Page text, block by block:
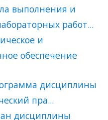
выполнения и
работ...
и
обеспечение
дисциплины
пра...
дисциплины